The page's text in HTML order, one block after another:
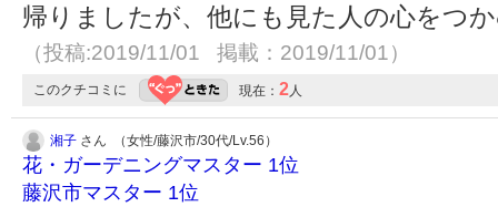
帰りましたが、他にも見た人の心をつ
（投稿:2019/11/01 掲載：2019/11/01）
このクチコミに 現在： 2 人
湘子 さん （女性/藤沢市/30代/Lv.56）
花・ガーデニングマスター 1位
藤沢市マスター 1位